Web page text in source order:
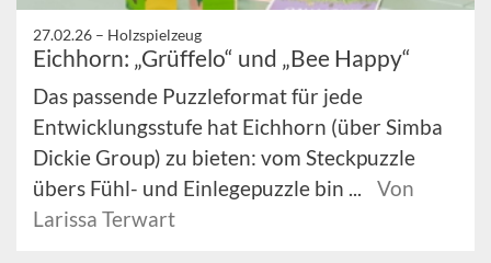
27.02.26 – Holzspielzeug
Eichhorn: „Grüffelo“ und „Bee Happy“
Das passende Puzzleformat für jede
Entwicklungsstufe hat Eichhorn (über Simba
Dickie Group) zu bieten: vom Steckpuzzle
übers Fühl- und Einlegepuzzle bin ...
Von
Larissa Terwart